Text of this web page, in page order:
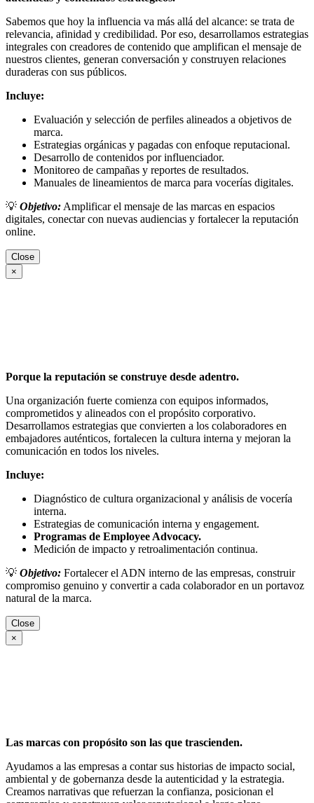
Sabemos que hoy la influencia va más allá del alcance: se trata de
relevancia, afinidad y credibilidad. Por eso, desarrollamos estrategias
integrales con creadores de contenido que amplifican el mensaje de
nuestros clientes, generan conversación y construyen relaciones
duraderas con sus públicos.
Incluye:
Evaluación y selección de perfiles alineados a objetivos de
marca.
Estrategias orgánicas y pagadas con enfoque reputacional.
Desarrollo de contenidos por influenciador.
Monitoreo de campañas y reportes de resultados.
Manuales de lineamientos de marca para vocerías digitales.
💡 Objetivo: Amplificar el mensaje de las marcas en espacios
digitales, conectar con nuevas audiencias y fortalecer la reputación
online.
Close
×
Porque la reputación se construye desde adentro.
Una organización fuerte comienza con equipos informados,
comprometidos y alineados con el propósito corporativo.
Desarrollamos estrategias que convierten a los colaboradores en
embajadores auténticos, fortalecen la cultura interna y mejoran la
comunicación en todos los niveles.
Incluye:
Diagnóstico de cultura organizacional y análisis de vocería
interna.
Estrategias de comunicación interna y engagement.
Programas de Employee Advocacy.
Medición de impacto y retroalimentación continua.
💡 Objetivo: Fortalecer el ADN interno de las empresas, construir
compromiso genuino y convertir a cada colaborador en un portavoz
natural de la marca.
Close
×
Las marcas con propósito son las que trascienden.
Ayudamos a las empresas a contar sus historias de impacto social,
ambiental y de gobernanza desde la autenticidad y la estrategia.
Creamos narrativas que refuerzan la confianza, posicionan el